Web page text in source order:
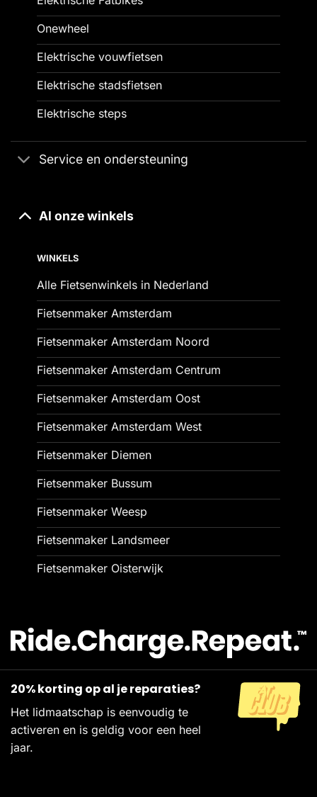
Onewheel
Elektrische vouwfietsen
Elektrische stadsfietsen
Elektrische steps
Service en ondersteuning
Al onze winkels
WINKELS
Alle Fietsenwinkels in Nederland
Fietsenmaker Amsterdam
Fietsenmaker Amsterdam Noord
Fietsenmaker Amsterdam Centrum
Fietsenmaker Amsterdam Oost
Fietsenmaker Amsterdam West
Fietsenmaker Diemen
Fietsenmaker Bussum
Fietsenmaker Weesp
Fietsenmaker Landsmeer
Fietsenmaker Oisterwijk
20% korting op al je reparaties?
Het lidmaatschap is eenvoudig te
activeren en is geldig voor een heel
jaar.